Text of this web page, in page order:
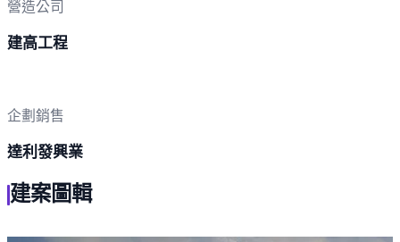
營造公司
建高工程
企劃銷售
達利發興業
建案圖輯